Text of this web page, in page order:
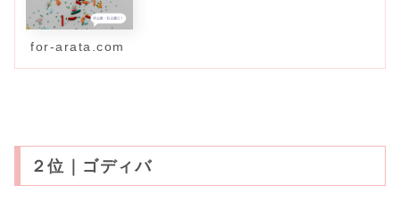
for-arata.com
２位｜ゴディバ